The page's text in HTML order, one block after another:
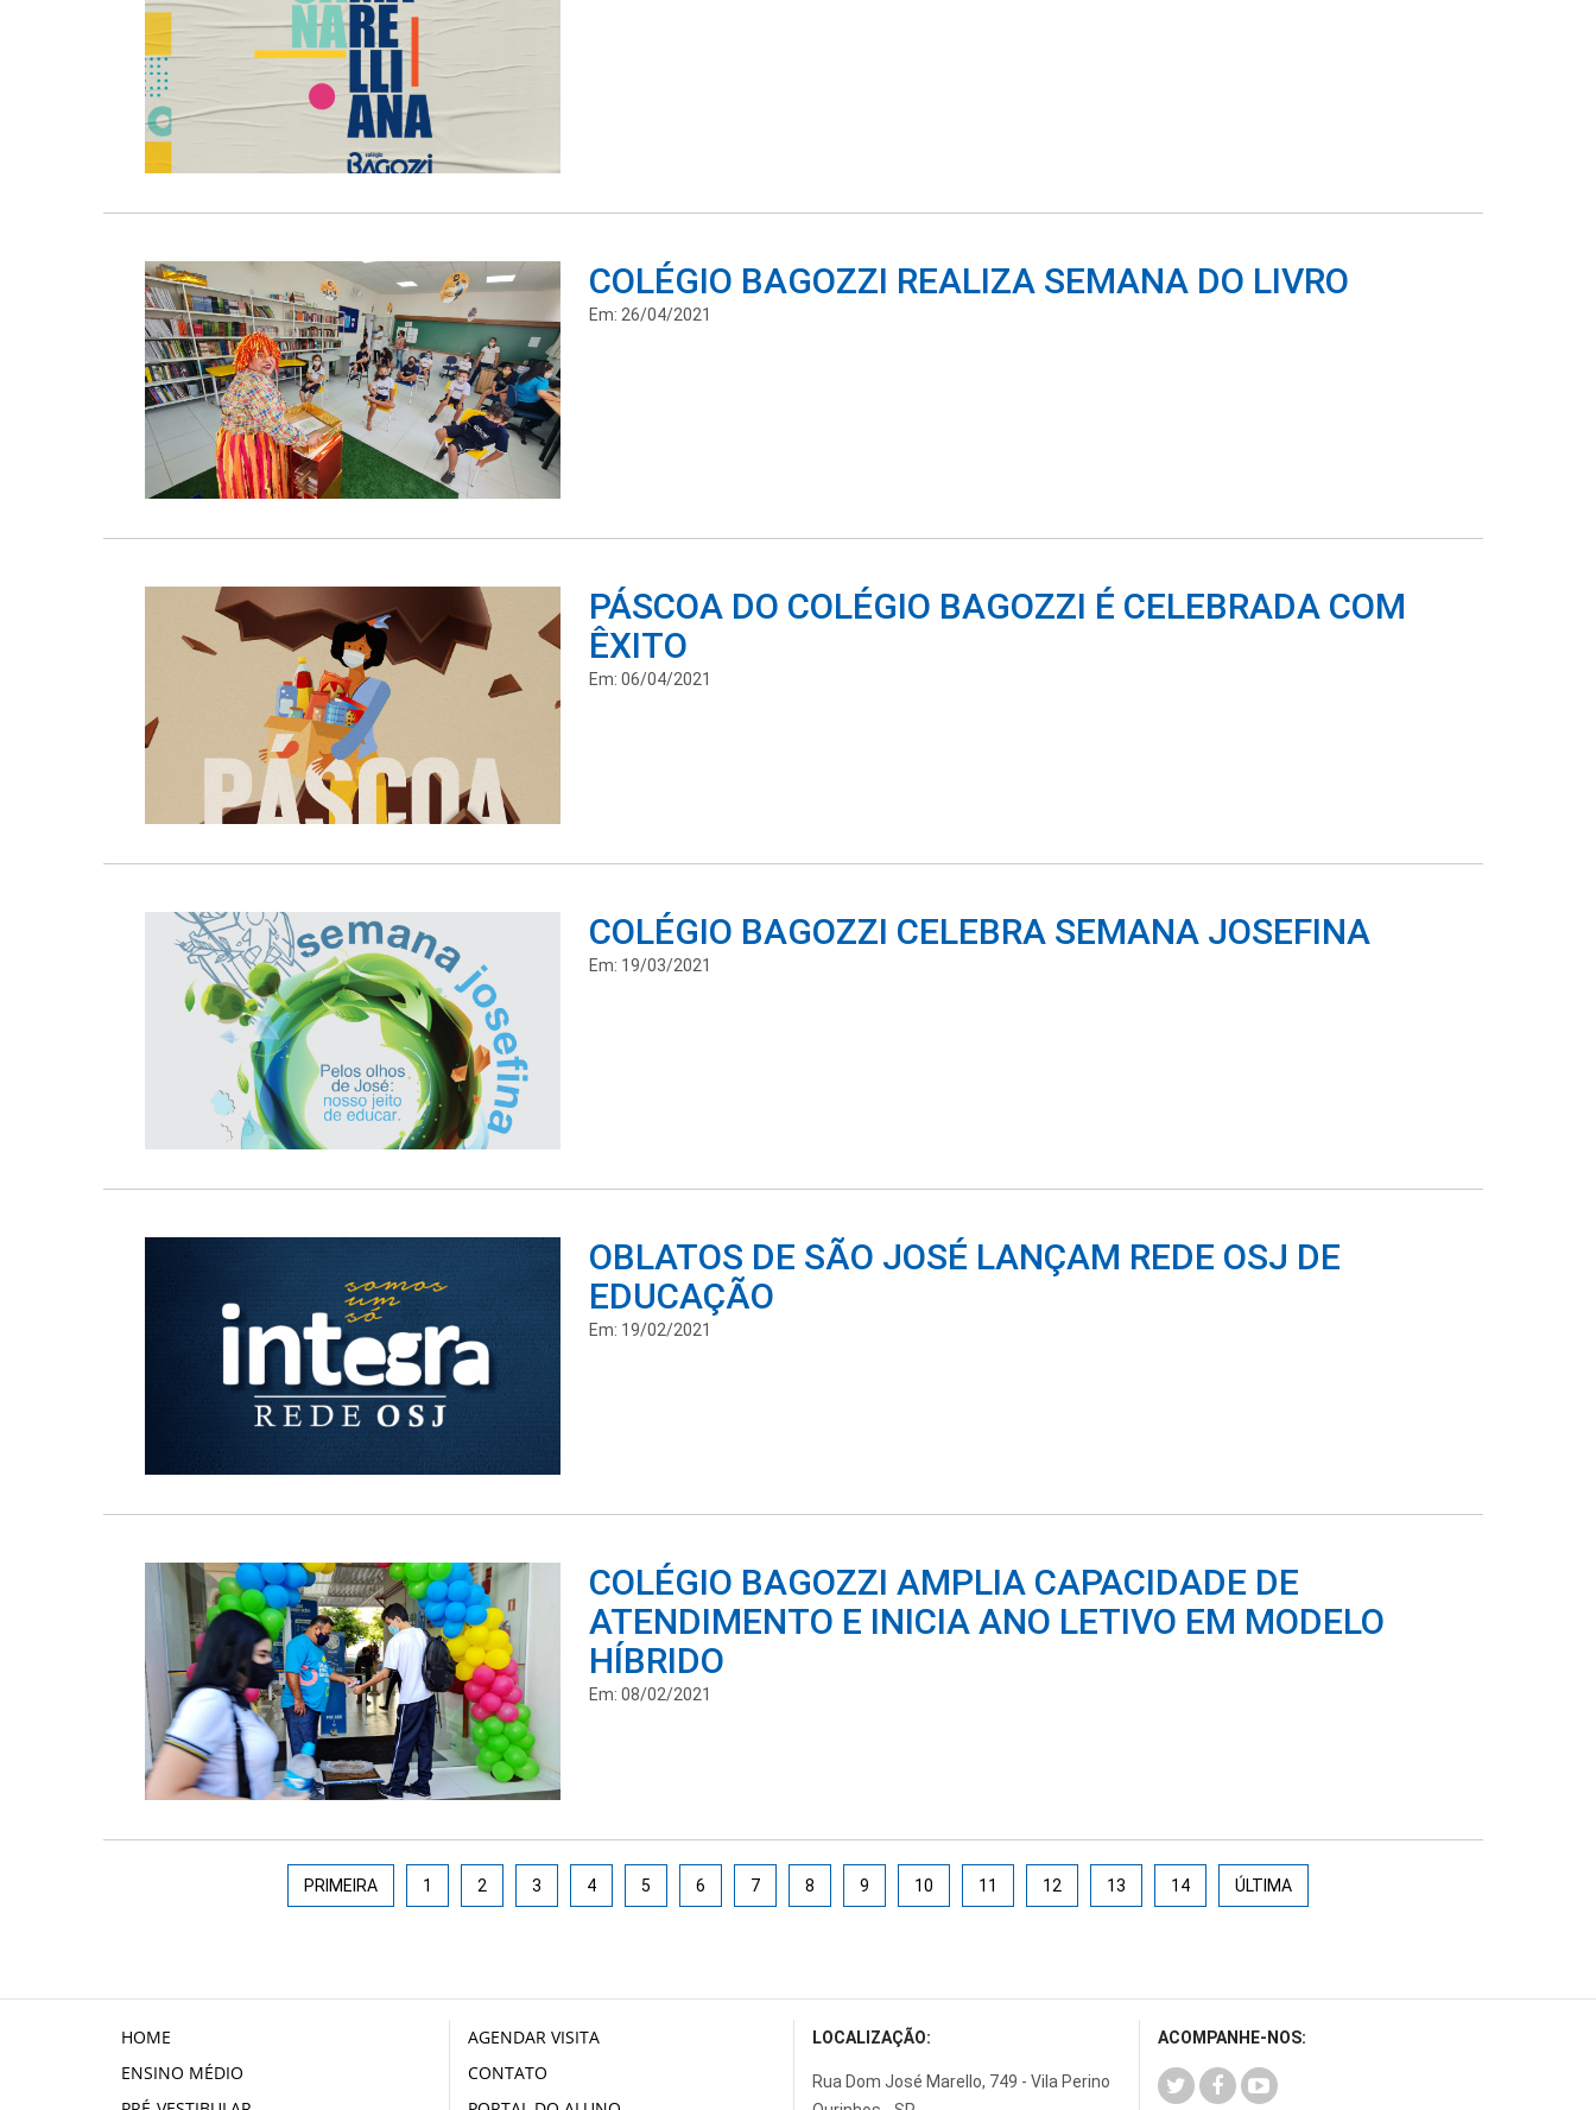
COLÉGIO BAGOZZI REALIZA SEMANA DO LIVRO
Em: 26/04/2021
PÁSCOA DO COLÉGIO BAGOZZI É CELEBRADA COM
ÊXITO
Em: 06/04/2021
COLÉGIO BAGOZZI CELEBRA SEMANA JOSEFINA
Em: 19/03/2021
OBLATOS DE SÃO JOSÉ LANÇAM REDE OSJ DE
EDUCAÇÃO
Em: 19/02/2021
COLÉGIO BAGOZZI AMPLIA CAPACIDADE DE
ATENDIMENTO E INICIA ANO LETIVO EM MODELO
HÍBRIDO
Em: 08/02/2021
PRIMEIRA 1 2 3 4 5 6 7 8 9 10 11 12 13 14 ÚLTIMA
HOME
ENSINO MÉDIO
AGENDAR VISITA
CONTATO
LOCALIZAÇÃO:
Rua Dom José Marello, 749 - Vila Perino
ACOMPANHE-NOS: